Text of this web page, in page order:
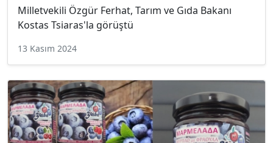
Milletvekili Özgür Ferhat, Tarım ve Gıda Bakanı
Kostas Tsiaras'la görüştü
13 Kasım 2024